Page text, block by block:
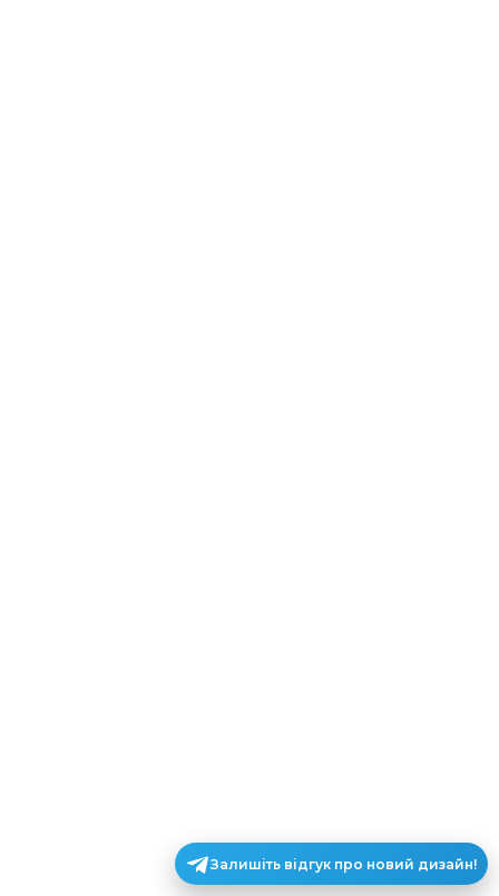
Залишіть відгук про новий дизайн!